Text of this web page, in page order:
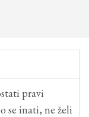
pravi
se inati, ne želi